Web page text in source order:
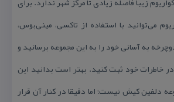
می‌توانید با استفاده از تاكسی، مینی‌بوس،
به آسانی خود را به این مجموعه برسانید و
خاطرات خود ثبت كنید. بهتر است بدانید این
دلفین كیش نیست؛ اما دقیقا در كنار آن قرار